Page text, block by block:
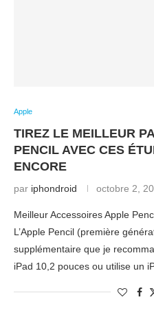
Apple
TIREZ LE MEILLEUR
PENCIL AVEC CES
ENCORE
par iphondroid octobre 2,
Meilleur Accessoires Apple
L’Apple Pencil (première
supplémentaire que je
iPad 10,2 pouces ou utilise un